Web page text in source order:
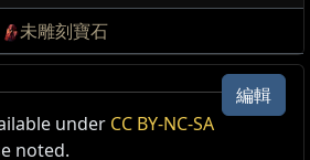
未雕刻寶石
編輯
under CC BY-NC-SA
noted.